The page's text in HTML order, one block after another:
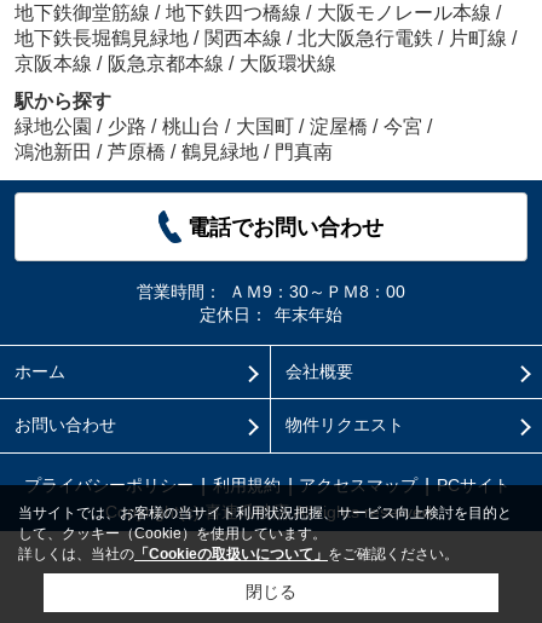
地下鉄御堂筋線 / 地下鉄四つ橋線 / 大阪モノレール本線 /
地下鉄長堀鶴見緑地 / 関西本線 / 北大阪急行電鉄 / 片町線 /
京阪本線 / 阪急京都本線 / 大阪環状線
駅から探す
緑地公園 / 少路 / 桃山台 / 大国町 / 淀屋橋 / 今宮 /
鴻池新田 / 芦原橋 / 鶴見緑地 / 門真南
電話でお問い合わせ
営業時間：
ＡＭ9：30～ＰＭ8：00
定休日：
年末年始
ホーム 会社概要
お問い合わせ 物件リクエスト
プライバシーポリシー 利用規約 アクセスマップ
PCサイト
Copyright(c) 喜連瓜破店 All rights reserved.
当サイトでは、お客様の当サイト利用状況把握、サービス向上検討を目的と
して、クッキー（Cookie）を使用しています。
詳しくは、当社の 「Cookieの取扱いについて」 をご確認ください。
閉じる